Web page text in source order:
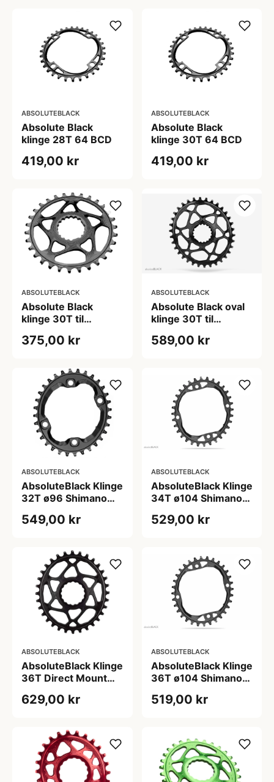
ABSOLUTEBLACK
Absolute Black
klinge 28T 64 BCD
419,00 kr
ABSOLUTEBLACK
Absolute Black
klinge 30T 64 BCD
419,00 kr
ABSOLUTEBLACK
Absolute Black
klinge 30T til
kranksæt
375,00 kr
ABSOLUTEBLACK
Absolute Black oval
klinge 30T til
kranksæt
589,00 kr
ABSOLUTEBLACK
AbsoluteBlack Klinge
32T ø96 Shimano
549,00 kr
ABSOLUTEBLACK
AbsoluteBlack Klinge
34T ø104 Shimano
529,00 kr
ABSOLUTEBLACK
AbsoluteBlack Klinge
36T Direct Mount
Sort
629,00 kr
ABSOLUTEBLACK
AbsoluteBlack Klinge
36T ø104 Shimano
519,00 kr